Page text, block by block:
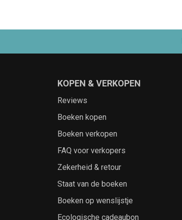
KOPEN & VERKOPEN
Reviews
Boeken kopen
Boeken verkopen
FAQ voor verkopers
Zekerheid & retour
Staat van de boeken
Boeken op wenslijstje
Ecologische cadeaubon